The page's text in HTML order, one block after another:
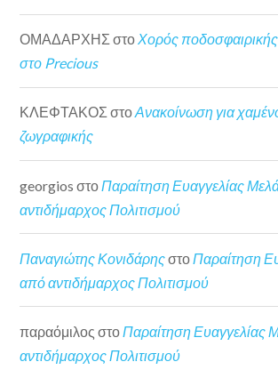
ΟΜΑΔΑΡΧΗΣ στοΧορός
στο Precious
ΚΛΕΦΤΑΚΟΣ στοΑνακοίνωση για
ζωγραφικής
georgios στο Παραίτηση Ευαγγελίας
αντιδήμαρχος Πολιτισμού
Παναγιώτης Κονιδάρηςστο Παραίτηση
από αντιδήμαρχος Πολιτισμού
παραόμιλος στοΠαραίτηση Ευαγγελίας
αντιδήμαρχος Πολιτισμού